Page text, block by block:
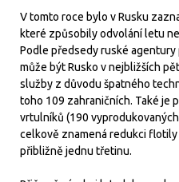
V tomto roce bylo v Rusku
které způsobily odvolání letu
Podle předsedy ruské agentury
může být Rusko v nejbližších
služby z důvodu špatného
toho 109 zahraničních. Také je
vrtulníků (190
celkově znamená redukci
přibližně jednu třetinu.